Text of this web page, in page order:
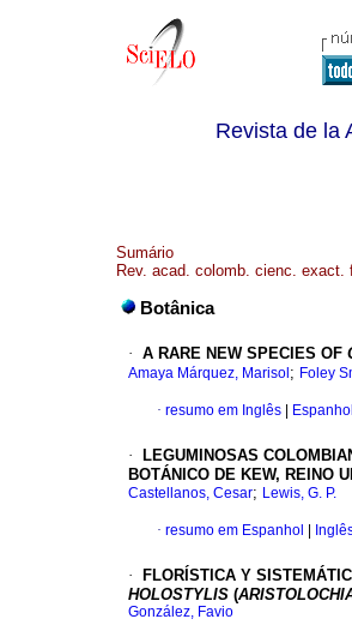
Revista de la
Sumário
Rev. acad. colomb. cienc.
Botânica
· A RARE NEW SPECIES OF
Amaya Márquez, Marisol ; Foley
· resumo em Inglês Espanhol
· LEGUMINOSAS
BOTÁNICO DE KEW, REINO
Castellanos, Cesar; Lewis, G. P.
· resumo em Espanhol
·
FLORÍSTICA Y
HOLOSTYLIS (
González, Favio